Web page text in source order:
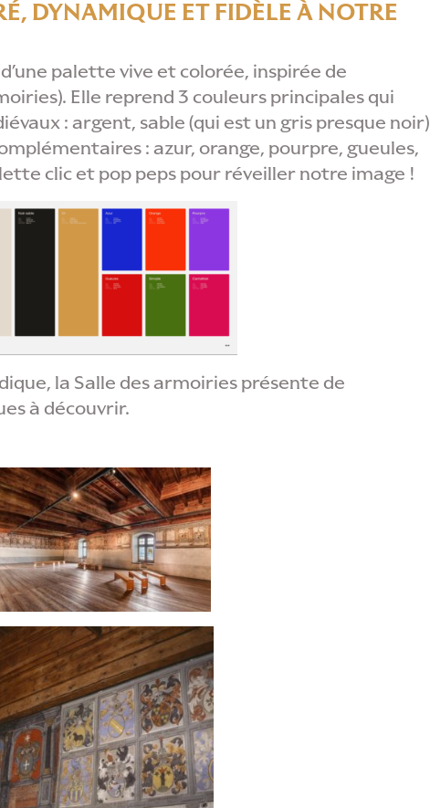
DYNAMIQUE ET FIDÈLE À NOTRE
palette vive et colorée, inspirée de
Elle reprend 3 couleurs principales qui
: argent, sable (qui est un gris presque noir)
: azur, orange, pourpre, gueules,
clic et pop peps pour réveiller notre image !
la Salle des armoiries présente de
à découvrir.